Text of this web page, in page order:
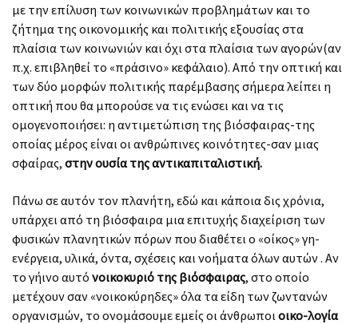
με την επίλυση των κοινωνικών προβλημάτων και το
ζήτημα της οικονομικής και πολιτικής εξουσίας στα
πλαίσια των κοινωνιών και όχι στα πλαίσια των αγορών(αν
π.χ. επιβληθεί το «πράσινο» κεφάλαιο). Από την οπτική και
των δύο μορφών πολιτικής παρέμβασης σήμερα λείπει η
οπτική που θα μπορούσε να τις ενώσει και να τις
ομογενοποιήσει: η αντιμετώπιση της βιόσφαιρας-της
οποίας μέρος είναι οι ανθρώπινες κοινότητες-σαν μιας
σφαίρας, στην ουσία της αντικαπιταλιστική.
Πάνω σε αυτόν τον πλανήτη, εδώ και κάποια δις χρόνια,
υπάρχει από τη βιόσφαιρα μια επιτυχής διαχείριση των
φυσικών πλανητικών πόρων που διαθέτει ο «οίκος» γη-
ενέργεια, υλικά, όντα, σχέσεις και νοήματα όλων αυτών . Αν
το γήινο αυτό νοικοκυριό της βιόσφαιρας, στο οποίο
μετέχουν σαν «νοικοκύρηδες» όλα τα είδη των ζωντανών
οργανισμών, το ονομάσουμε εμείς οι άνθρωποι οικο-λογία